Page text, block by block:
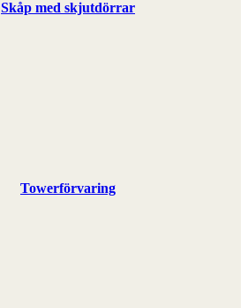
Skåp med skjutdörrar
Towerförvaring